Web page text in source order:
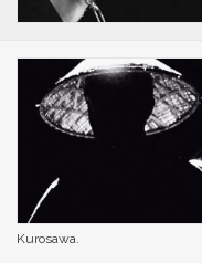
Kurosawa.